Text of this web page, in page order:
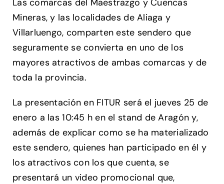
Las comarcas del Maestrazgo y Cuencas
Mineras, y las localidades de Aliaga y
Villarluengo, comparten este sendero que
seguramente se convierta en uno de los
mayores atractivos de ambas comarcas y de
toda la provincia.
La presentación en FITUR será el jueves 25 de
enero a las 10:45 h en el stand de Aragón y,
además de explicar como se ha materializado
este sendero, quienes han participado en él y
los atractivos con los que cuenta, se
presentará un video promocional que,